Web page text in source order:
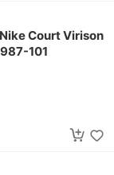
Nike Court Virison
101